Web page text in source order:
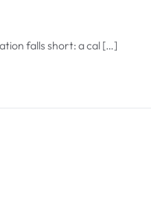
falls short: a cal […]